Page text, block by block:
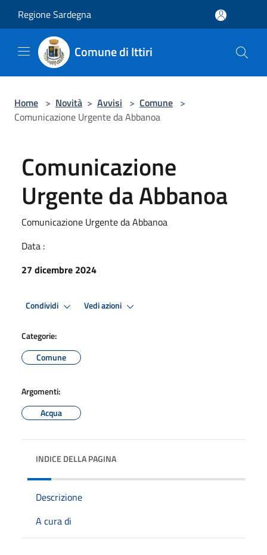
Regione Sardegna
Comune di Ittiri
Home > Novità > Avvisi > Comune >
Comunicazione Urgente da Abbanoa
Comunicazione
Urgente da Abbanoa
Comunicazione Urgente da Abbanoa
Data :
27 dicembre 2024
Condividi Vedi azioni
Categorie:
Comune
Argomenti:
Acqua
INDICE DELLA PAGINA
Descrizione
A cura di